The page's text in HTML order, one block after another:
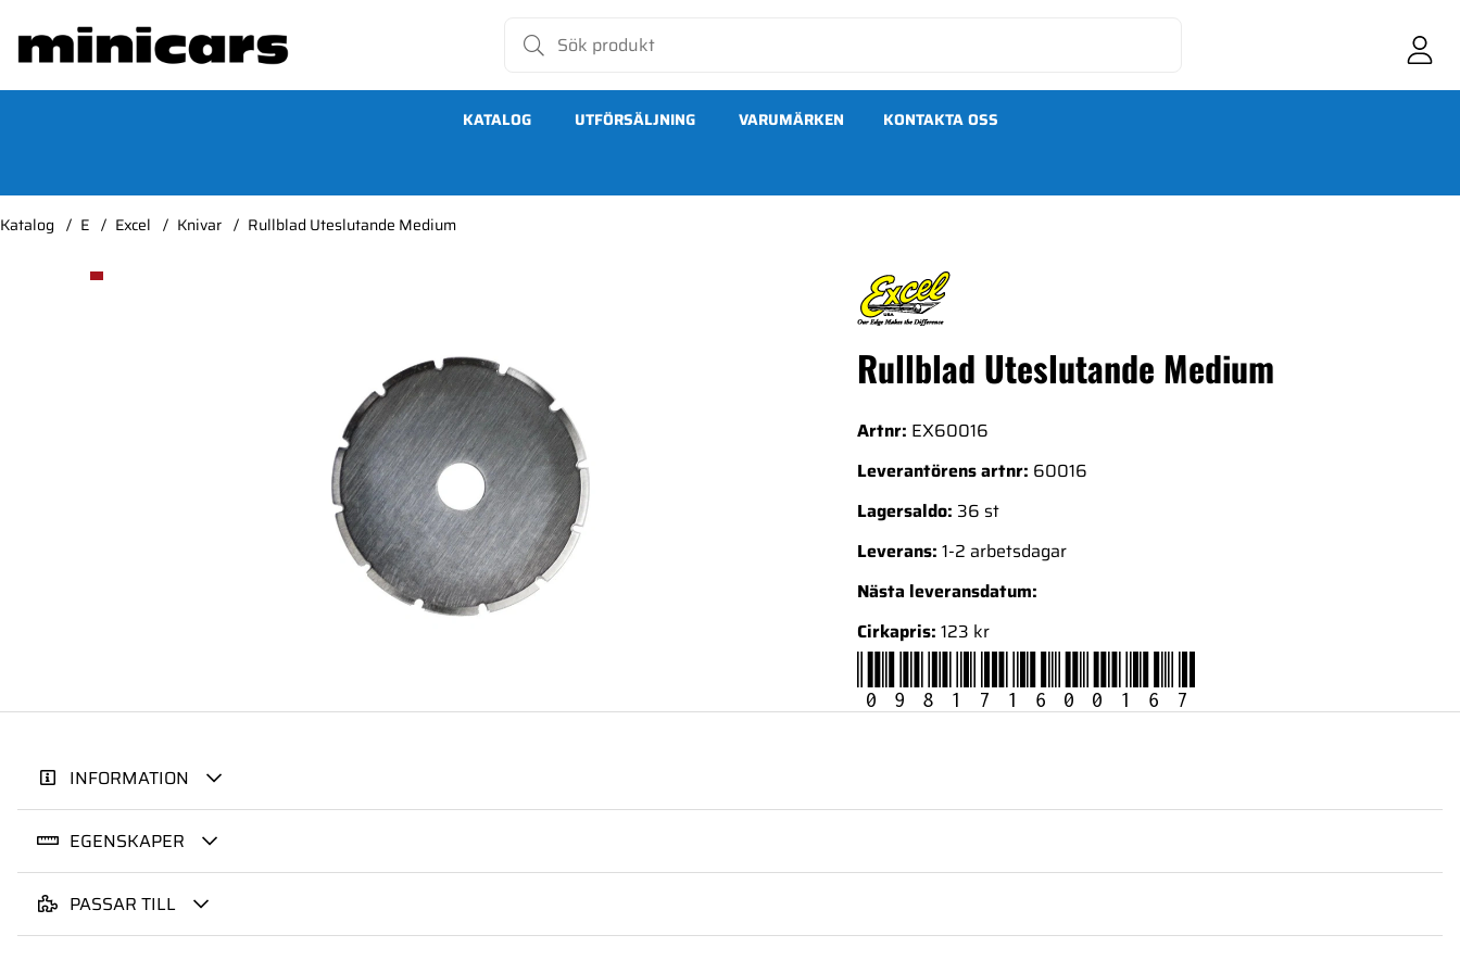
KATALOG UTFÖRSÄLJNING VARUMÄRKEN KONTAKTA OSS
Katalog E Excel Knivar Rullblad Uteslutande Medium
Produktbilder Rullblad Uteslutande Medium
Rullblad Uteslutande Medium
Artnr: EX60016
Leverantörens artnr: 60016
Lagersaldo: 36 st
Leverans: 1-2 arbetsdagar
Nästa leveransdatum:
Cirkapris: 123 kr
098171600167
INFORMATION
EGENSKAPER
PASSAR TILL